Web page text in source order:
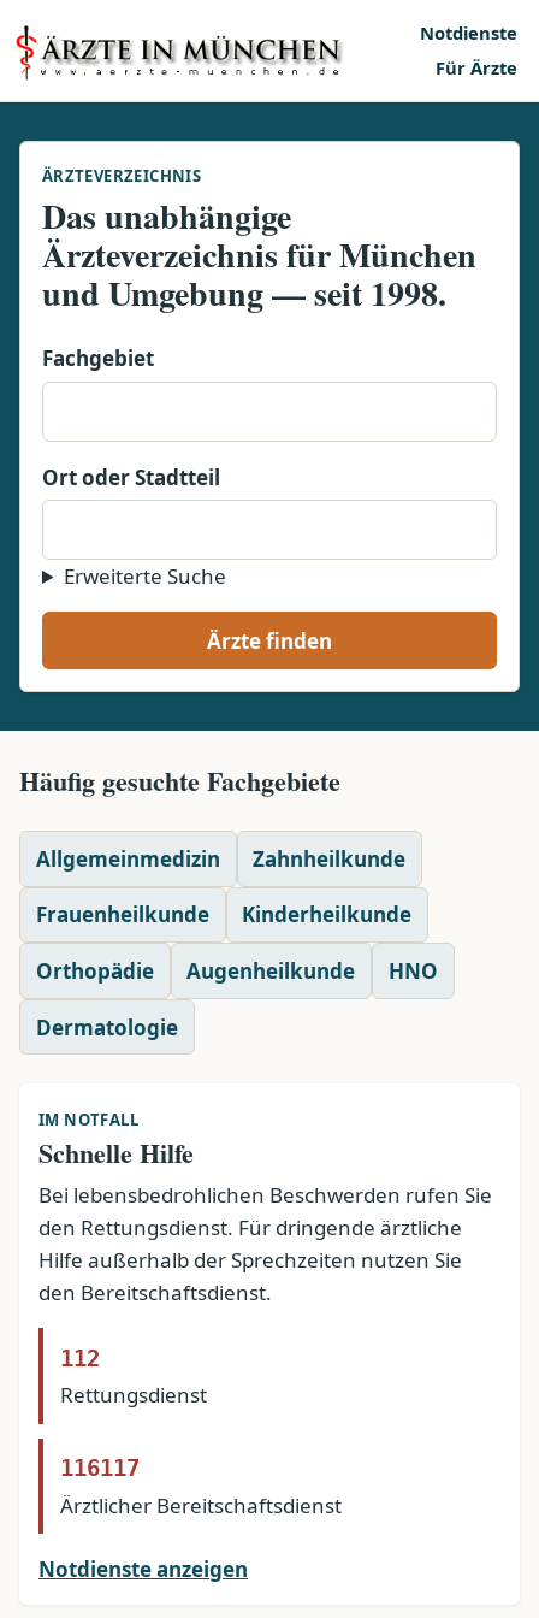
Notdienste
Für Ärzte
ÄRZTEVERZEICHNIS
Das unabhängige
Ärzteverzeichnis für München
und Umgebung — seit 1998.
Fachgebiet
Ort oder Stadtteil
Erweiterte Suche
Ärzte finden
Häufig gesuchte Fachgebiete
Allgemeinmedizin Zahnheilkunde
Frauenheilkunde Kinderheilkunde
Orthopädie Augenheilkunde HNO
Dermatologie
IM NOTFALL
Schnelle Hilfe
Bei lebensbedrohlichen Beschwerden rufen Sie
den Rettungsdienst. Für dringende ärztliche
Hilfe außerhalb der Sprechzeiten nutzen Sie
den Bereitschaftsdienst.
112
Rettungsdienst
116117
Ärztlicher Bereitschaftsdienst
Notdienste anzeigen